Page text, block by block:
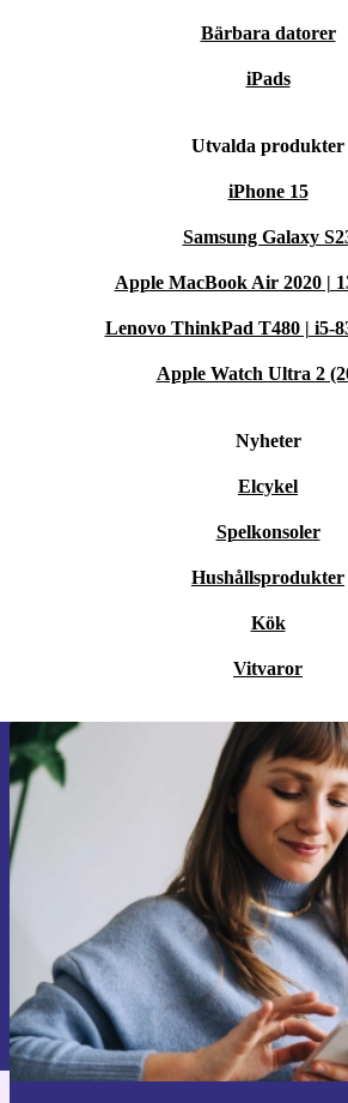
Bärbara datorer
iPads
Utvalda produkter
iPhone 15
Samsung Galaxy
Apple MacBook Air 2020 |
Lenovo ThinkPad T480 | i5-
Apple Watch Ultra 2
Nyheter
Elcykel
Spelkonsoler
Hushållsprodukter
Kök
Vitvaror
Anmäl dig till vårt
första gången och
Missa aldrig ett erbjudande
Begär kupong
Information om användningen av
Integritetspolicy